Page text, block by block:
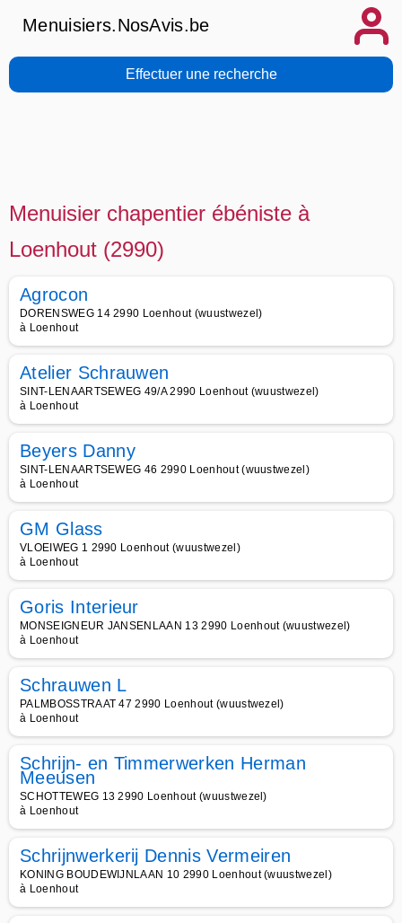
Menuisiers.NosAvis.be
Effectuer une recherche
Menuisier chapentier ébéniste à
Loenhout (2990)
Agrocon
DORENSWEG 14 2990 Loenhout (wuustwezel)
à Loenhout
Atelier Schrauwen
SINT-LENAARTSEWEG 49/A 2990 Loenhout (wuustwezel)
à Loenhout
Beyers Danny
SINT-LENAARTSEWEG 46 2990 Loenhout (wuustwezel)
à Loenhout
GM Glass
VLOEIWEG 1 2990 Loenhout (wuustwezel)
à Loenhout
Goris Interieur
MONSEIGNEUR JANSENLAAN 13 2990 Loenhout (wuustwezel)
à Loenhout
Schrauwen L
PALMBOSSTRAAT 47 2990 Loenhout (wuustwezel)
à Loenhout
Schrijn- en Timmerwerken Herman
Meeusen
SCHOTTEWEG 13 2990 Loenhout (wuustwezel)
à Loenhout
Schrijnwerkerij Dennis Vermeiren
KONING BOUDEWIJNLAAN 10 2990 Loenhout (wuustwezel)
à Loenhout